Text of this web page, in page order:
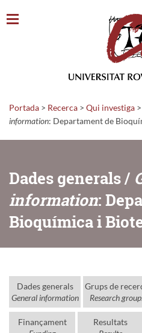
Portada > Recerca > Qui investiga >
information: Departament de
Dades generals /
information:
Bioquímica i
Dades generals
General information
Grups de
Research
Finançament
Resultats